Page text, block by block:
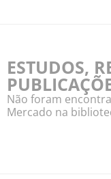
ESTUDOS,
Não foram
Mercado na